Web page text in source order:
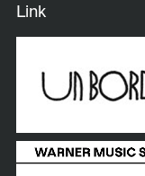
Link